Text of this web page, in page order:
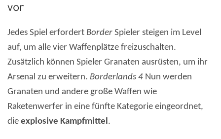
vor
Jedes Spiel erfordert Border Spieler steigen im Level
auf, um alle vier Waffenplätze freizuschalten.
Zusätzlich können Spieler Granaten ausrüsten, um ihr
Arsenal zu erweitern. Borderlands 4 Nun werden
Granaten und andere große Waffen wie
Raketenwerfer in eine fünfte Kategorie eingeordnet,
die explosive Kampfmittel.